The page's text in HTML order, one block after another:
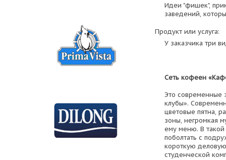
Идеи "фишек",
заведений,
Продукт или услуга:
У заказчика три
Сеть кофеен
Это современные
клубы».
цветовые пятна,
зоны, негромкая
ему меню. В
поболтать с
короткую
студенческой